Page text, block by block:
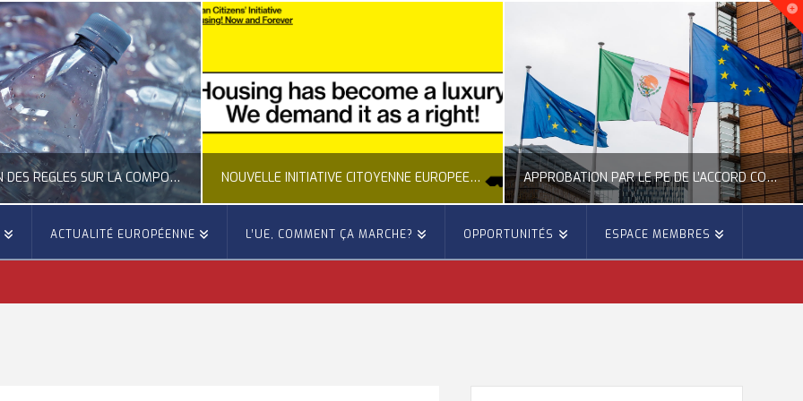
CLARIFICATION DES RÈGLES SUR LA COMPOSITION DES BOUTEILLES PLASTIQUES
DE LA REPRÉSENTATION D’OCCITANIE EUROPE, ECONOMIE CIRCULAIRE, ÉNERGIE - ENVIRONNEMENT - CLIMAT
NOUVELLE INITIATIVE CITOYENNE EUROPÉENNE SUR LE LOGEMENT
ACTUALITÉ DE L'UNION EUROPÉENNE, ACTUALITÉ DE LA REPRÉSENTATION D’OCCITANIE EUROPE, CITOYENNETÉ, LOGEMENT
APPROBATION PAR LE PE DE L’ACCORD COMMERCIAL ENTRE L’UE ET LE MEXIQUE
ACTION EXTÉRIEURE, ACTUALITÉ DE L'UNION EUROPÉENNE
ACTUALITÉ EUROPÉENNE L’UE, COMMENT ÇA MARCHE? OPPORTUNITÉS ESPACE MEMBRES